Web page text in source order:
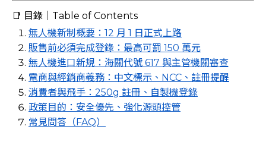
📑 目錄｜Table of Contents
無人機新制概要：12 月 1 日正式上路
販售前必須完成登錄：最高可罰 150 萬元
無人機進口新規：海關代號 617 與主管機關審查
電商與經銷商義務：中文標示、NCC、註冊提醒
消費者與飛手：250g 註冊、自製機登錄
政策目的：安全優先、強化源頭控管
常見問答（FAQ）